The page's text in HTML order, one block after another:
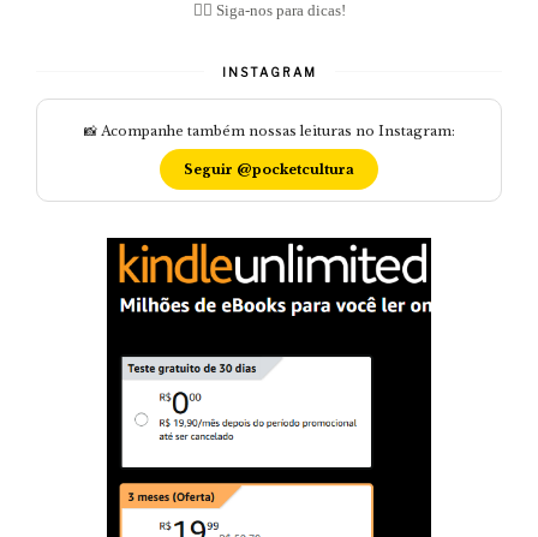
👇🏽 Siga-nos para dicas!
INSTAGRAM
📸 Acompanhe também nossas leituras no Instagram:
Seguir @pocketcultura